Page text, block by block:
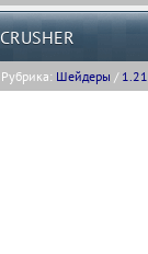
CRUSHER
Рубрика: Шейдеры / 1.21